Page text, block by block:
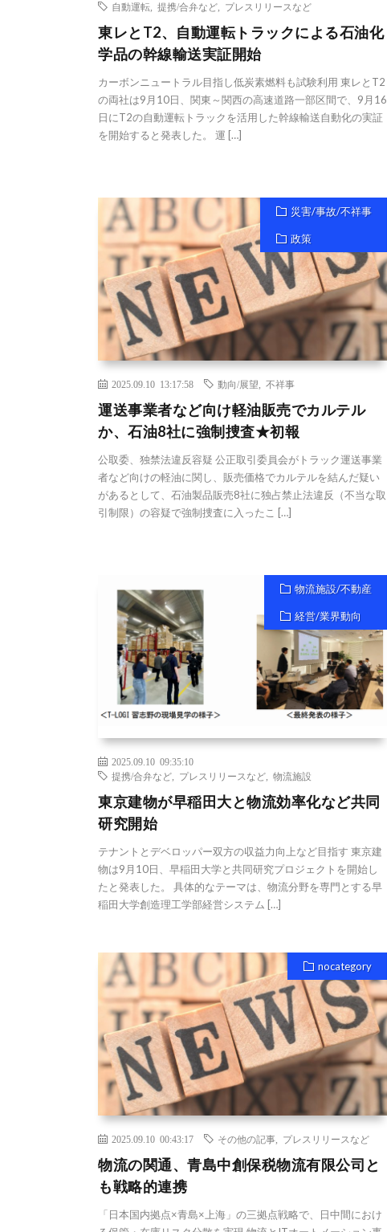
自動運転
提携/合弁など プレスリリースなど
東レとT2、自動運転トラックによる石油化
学品の幹線輸送実証開始
カーボンニュートラル目指し低炭素燃料も試験利用 東レとT2
の両社は9月10日、関東～関西の高速道路一部区間で、9月16
日にT2の自動運転トラックを活用した幹線輸送自動化の実証
を開始すると発表した。 運 […]
災害/事故/不祥事
政策
2025.09.10 13:17:58 動向/展望 不祥事
運送事業者など向け軽油販売でカルテル
か、石油8社に強制捜査★初報
公取委、独禁法違反容疑 公正取引委員会がトラック運送事業
者など向けの軽油に関し、販売価格でカルテルを結んだ疑い
があるとして、石油製品販売8社に独占禁止法違反（不当な取
引制限）の容疑で強制捜査に入ったこ […]
物流施設/不動産
経営/業界動向
2025.09.10 09:35:10
提携/合弁など
プレスリリースなど 物流施設
東京建物が早稲田大と物流効率化など共同
研究開始
テナントとデベロッパー双方の収益力向上など目指す 東京建
物は9月10日、早稲田大学と共同研究プロジェクトを開始し
たと発表した。 具体的なテーマは、物流分野を専門とする早
稲田大学創造理工学部経営システム […]
nocategory
2025.09.10 00:43:17 その他の記事 プレスリリースなど
物流の関通、青島中創保税物流有限公司と
も戦略的連携
「日本国内拠点×青島×上海」の三拠点戦略で、日中間におけ